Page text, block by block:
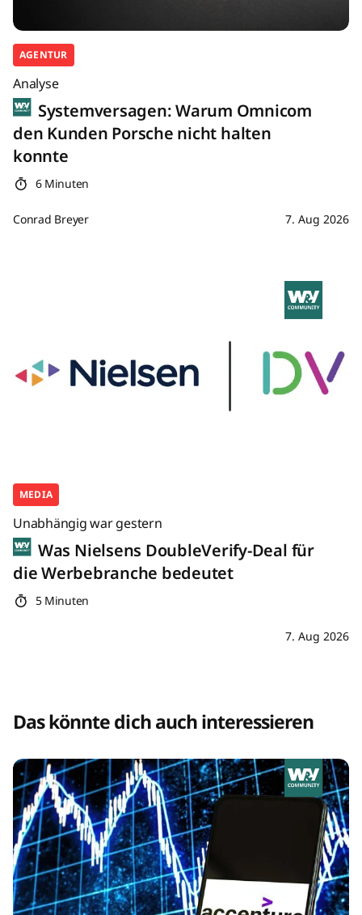
AGENTUR
Analyse
Systemversagen: Warum Omnicom
den Kunden Porsche nicht halten
konnte
6 Minuten
Conrad Breyer 7. Aug 2026
MEDIA
Unabhängig war gestern
Was Nielsens DoubleVerify-Deal für
die Werbebranche bedeutet
5 Minuten
7. Aug 2026
Das könnte dich auch interessieren